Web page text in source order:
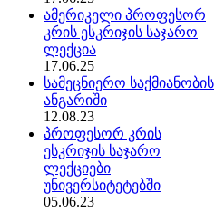
ამერიკელი პროფესორ
კრის ესკრიჯის საჯარო
ლექცია
17.06.25
სამეცნიერო საქმიანობის
ანგარიში
12.08.23
პროფესორ კრის
ესკრიჯის საჯარო
ლექციები
უნივერსიტეტებში
05.06.23